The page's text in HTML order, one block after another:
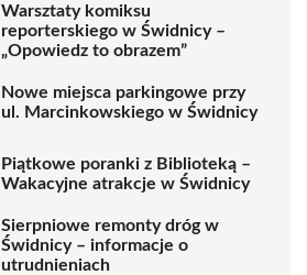
Warsztaty komiksu
reporterskiego w Świdnicy –
„Opowiedz to obrazem”
Nowe miejsca parkingowe przy
ul. Marcinkowskiego w Świdnicy
Piątkowe poranki z Biblioteką –
Wakacyjne atrakcje w Świdnicy
Sierpniowe remonty dróg w
Świdnicy – informacje o
utrudnieniach